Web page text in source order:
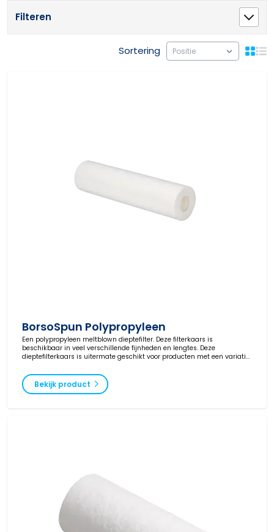
Filteren
Sortering
BorsoSpun Polypropyleen
Een polypropyleen meltblown dieptefilter. Deze filterkaars is
beschikbaar in veel verschillende fijnheden en lengtes. Deze
dieptefilterkaars is uitermate geschikt voor producten met een variatie
Bekijk product